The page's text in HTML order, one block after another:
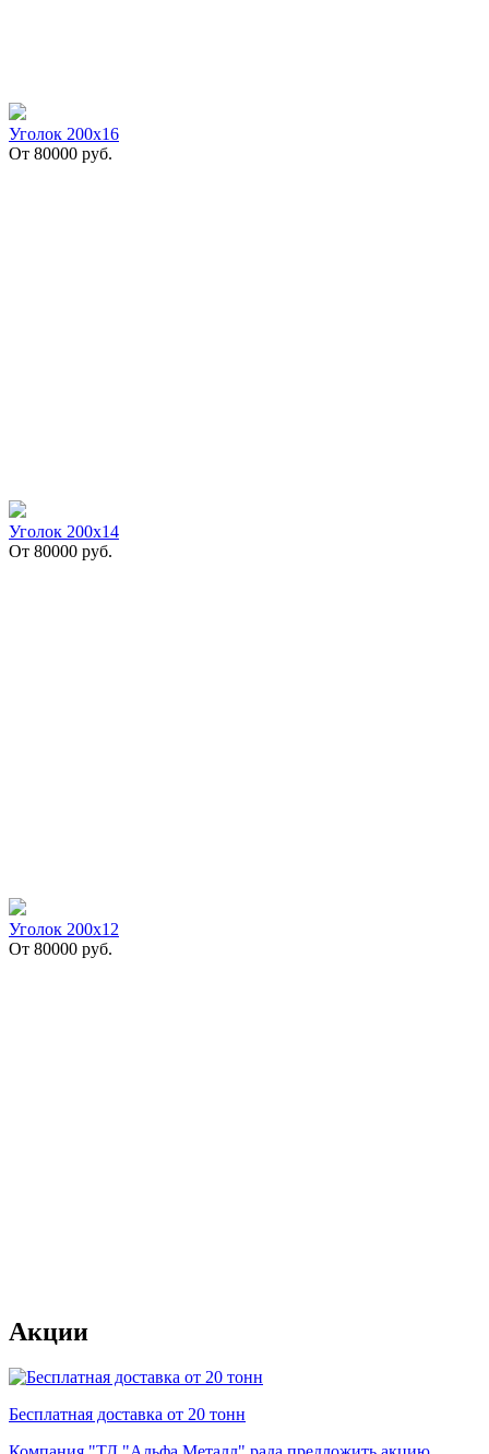
Уголок 200х16
От 80000 руб.
Уголок 200х14
От 80000 руб.
Уголок 200х12
От 80000 руб.
Акции
Бесплатная доставка от 20 тонн